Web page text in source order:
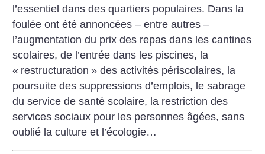
l’essentiel dans des quartiers populaires. Dans la
foulée ont été annoncées – entre autres –
l’augmentation du prix des repas dans les cantines
scolaires, de l’entrée dans les piscines, la
« restructuration » des activités périscolaires, la
poursuite des suppressions d’emplois, le sabrage
du service de santé scolaire, la restriction des
services sociaux pour les personnes âgées, sans
oublié la culture et l’écologie…